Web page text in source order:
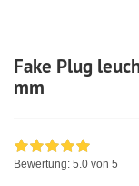
Fake Plug
mm
Bewertung: 5.0 von 5